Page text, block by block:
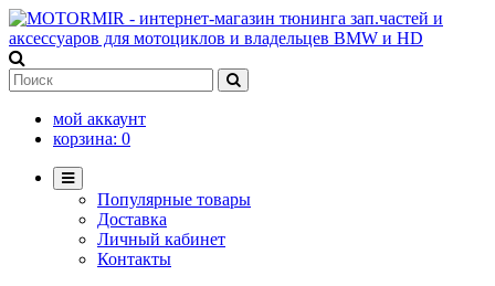
мой аккаунт
корзина: 0
Популярные товары
Доставка
Личный кабинет
Контакты